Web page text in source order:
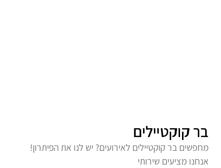
בר קוקטיילים
מחפשים בר קוקטיילים לאירועים? יש לנו את הפיתרון!
אנחנו מציעים שירותי